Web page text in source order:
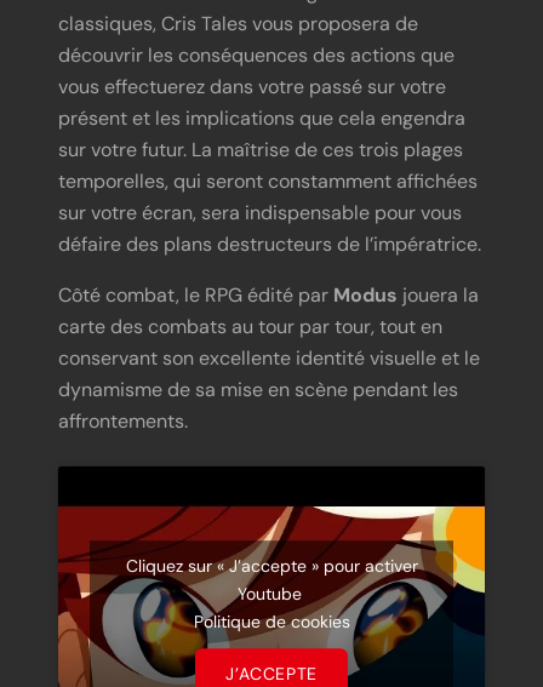
classiques, Cris Tales vous proposera de
découvrir les conséquences des actions que
vous effectuerez dans votre passé sur votre
présent et les implications que cela engendra
sur votre futur. La maîtrise de ces trois plages
temporelles, qui seront constamment affichées
sur votre écran, sera indispensable pour vous
défaire des plans destructeurs de l’impératrice.
Côté combat, le RPG édité par Modus jouera la
carte des combats au tour par tour, tout en
conservant son excellente identité visuelle et le
dynamisme de sa mise en scène pendant les
affrontements.
Cliquez sur « J’accepte » pour activer
Youtube
Politique de cookies
J’ACCEPTE